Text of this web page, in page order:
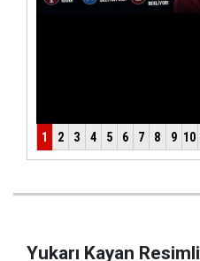
Yukarı Kayan Resimli